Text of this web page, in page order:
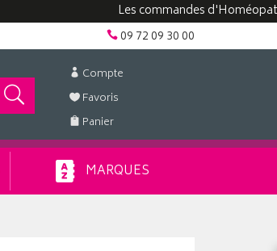
Les commandes d'Homéopathie
09 72 09 30 00
Compte
Favoris
Panier
MARQUES